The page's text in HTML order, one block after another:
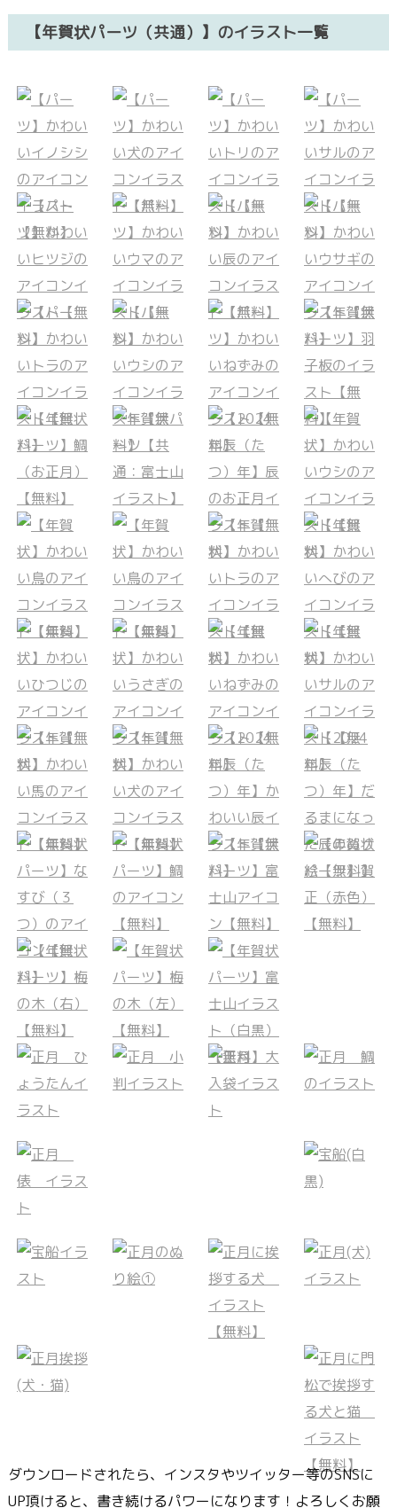
【年賀状パーツ（共通）】のイラスト一覧
ダウンロードされたら、インスタやツイッター等のSNSに
UP頂けると、書き続けるパワーになります！よろしくお願